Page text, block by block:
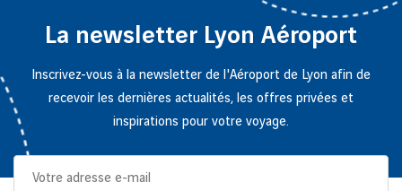
La newsletter Lyon Aéroport
Inscrivez-vous à la newsletter de l'Aéroport de Lyon afin de
recevoir les dernières actualités, les offres privées et
inspirations pour votre voyage.